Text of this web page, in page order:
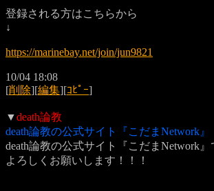
登録される方はこちらから
↓
https://marinebay.net/join/jun9821
10/04 18:08
[削除][編集][ｺﾋﾟｰ]
▼death論教
death論教の公式サイト『こだまNetwork』
death論教の公式サイト『こだまNetwork』
よろしくお願いします！！！